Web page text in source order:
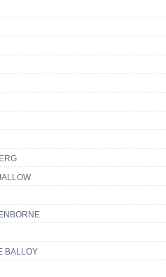
BALLOY